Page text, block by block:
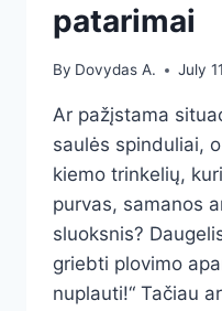
patarimai
By Dovydas A. July
Ar pažįstama
saulės spinduliai,
kiemo trinkelių,
purvas, samanos
sluoksnis?
griebti plovimo
nuplauti!“ Tačiau